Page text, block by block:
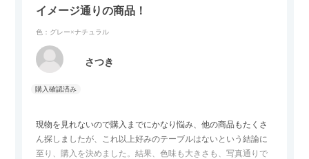
イメージ通りの商品！
色：グレー×ナチュラル
さつき
現物を見れないので購入までにかなり悩み、他の商品もたくさ
ん探しましたが、これ以上好みのテーブルはないという結論に
至り、購入を決めました。結果、色味も大きさも、写真通りで